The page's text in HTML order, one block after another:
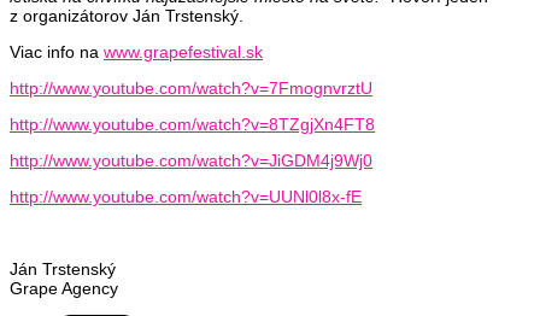
z organizátorov Ján Trstenský.
Viac info na www.grapefestival.sk
http://www.youtube.com/watch?v=7FmognvrztU
http://www.youtube.com/watch?v=8TZgjXn4FT8
http://www.youtube.com/watch?v=JiGDM4j9Wj0
http://www.youtube.com/watch?v=UUNl0l8x-fE
Ján Trstenský
Grape Agency